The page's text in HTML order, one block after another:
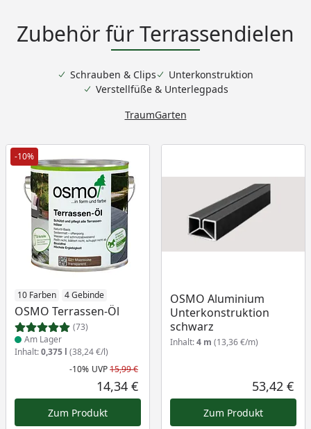
Zubehör für Terrassendielen
Schrauben & Clips
Unterkonstruktion
Verstellfüße & Unterlegpads
TraumGarten
-10%
10 Farben 4 Gebinde
OSMO Terrassen-Öl
(73)
Produkt am Lager
Am Lager
Inhalt:0,375 l (38,24 €/l)
Rabatt in Prozent
-10%
Ursprünglicher Preis
UVP15,99 €
Aktueller Preis
14,34 €
Zum Produkt
OSMO Aluminium
Unterkonstruktion
schwarz
Inhalt:4 m (13,36 €/m)
53,42 €
Zum Produkt